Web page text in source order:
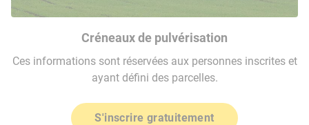
Créneaux de pulvérisation
Ces informations sont réservées aux personnes inscrites et
ayant défini des parcelles.
S'inscrire gratuitement